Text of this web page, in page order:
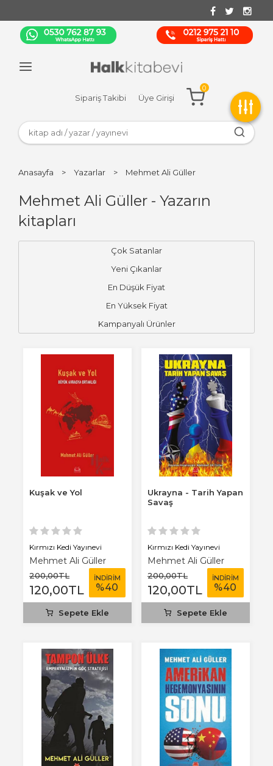
Sipariş Takibi Üye Girişi
0
Anasayfa > Yazarlar > Mehmet Ali Güller
Mehmet Ali Güller - Yazarın
kitapları
Çok Satanlar
Yeni Çıkanlar
En Düşük Fiyat
En Yüksek Fiyat
Kampanyalı Ürünler
Kuşak ve Yol
Kırmızı Kedi Yayınevi
Mehmet Ali Güller
200,00TL
120,00TL
İNDİRİM
%40
Sepete Ekle
Ukrayna - Tarih Yapan
Savaş
Kırmızı Kedi Yayınevi
Mehmet Ali Güller
200,00TL
120,00TL
İNDİRİM
%40
Sepete Ekle